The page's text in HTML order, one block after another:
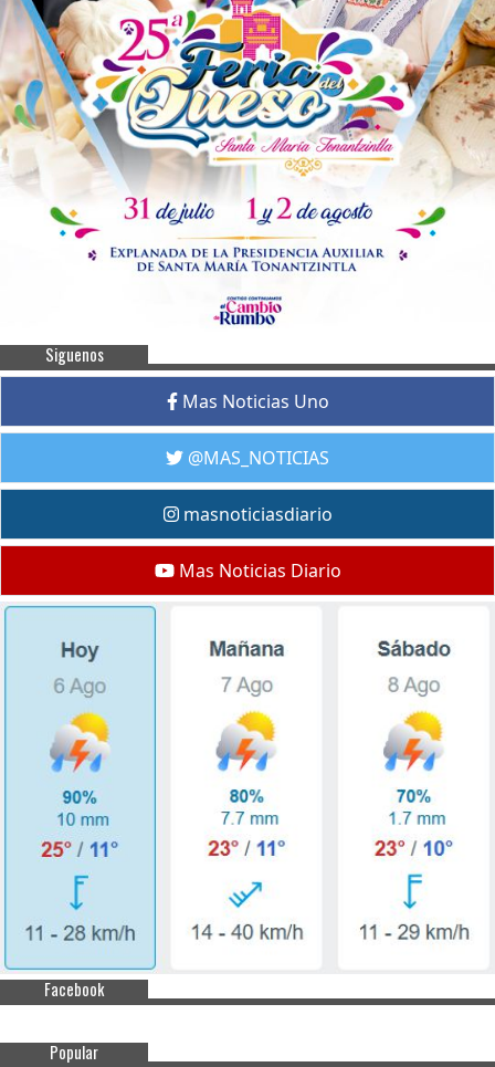
Siguenos
Mas Noticias Uno
@MAS_NOTICIAS
masnoticiasdiario
Mas Noticias Diario
Facebook
Popular